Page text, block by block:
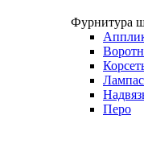
Фурнитура
Лампас
Перо